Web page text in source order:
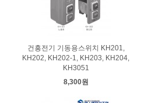
건흥전기 기동용스위치 KH201,
KH202, KH202-1, KH203, KH204,
KH3051
8,300원